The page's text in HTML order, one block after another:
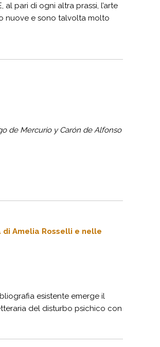
pari di ogni altra prassi, l’arte
nuove e sono talvolta molto
de Mercurio y Carón de Alfonso
Amelia Rosselli e nelle
esistente emerge il
del disturbo psichico con